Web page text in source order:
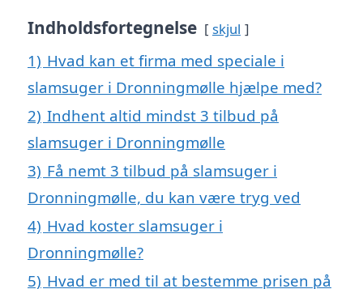
Indholdsfortegnelse skjul
1) Hvad kan et firma med speciale i
slamsuger i Dronningmølle hjælpe med?
2) Indhent altid mindst 3 tilbud på
slamsuger i Dronningmølle
3) Få nemt 3 tilbud på slamsuger i
Dronningmølle, du kan være tryg ved
4) Hvad koster slamsuger i
Dronningmølle?
5) Hvad er med til at bestemme prisen på